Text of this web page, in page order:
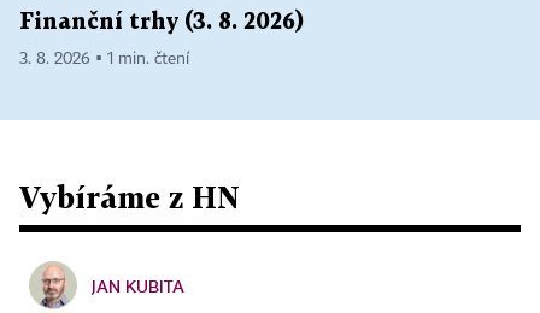
Finanční trhy (3. 8. 2026)
3. 8. 2026 ▪ 1 min. čtení
Vybíráme z HN
JAN KUBITA